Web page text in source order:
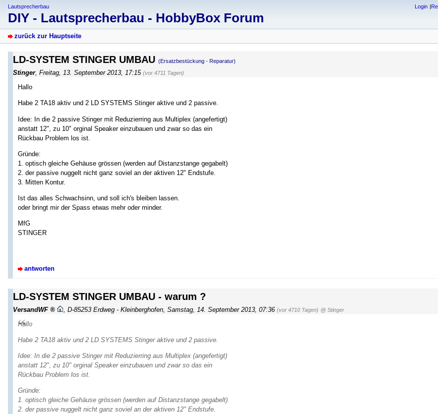
Lautsprecherbau
DIY - Lautsprecherbau - HobbyBox Forum
Login
zurück zur Hauptseite
LD-SYSTEM STINGER UMBAU (Ersatzbestückung - Reparatur)
Stinger, Freitag, 13. September 2013, 17:15 (vor 4711 Tagen)
Hallo
Habe 2 TA18 aktiv und 2 LD SYSTEMS Stinger aktive und 2 passive.
Idee: In die 2 passive Stinger mit Reduzierring aus Multiplex (angefertigt)
anstatt 12", zu 10" orginal Speaker einzubauen und zwar so das ein
Rückbau Problem los ist.
Gründe:
1. optisch gleiche Gehäuse grössen (werden auf Distanzstange gegabelt)
2. der passive nuggelt nicht ganz soviel an der aktiven 12" Endstufe.
3. Mitten Kontur.
Ist das alles Schwachsinn, und soll ich's bleiben lassen.
oder bringt mir der Spass etwas mehr oder minder.
MfG
STINGER
antworten
LD-SYSTEM STINGER UMBAU - warum ?
VersandWF D-85253 Erdweg - Kleinberghofen Samstag, 14. September 2013, 07:36 (vor 4710 Tagen) @ Stinger
Hallo
Habe 2 TA18 aktiv und 2 LD SYSTEMS Stinger aktive und 2 passive.
Idee: In die 2 passive Stinger mit Reduzierring aus Multiplex (angefertigt)
anstatt 12", zu 10" orginal Speaker einzubauen und zwar so das ein
Rückbau Problem los ist.
Gründe:
1. optisch gleiche Gehäuse grössen (werden auf Distanzstange gegabelt)
2. der passive nuggelt nicht ganz soviel an der aktiven 12" Endstufe.